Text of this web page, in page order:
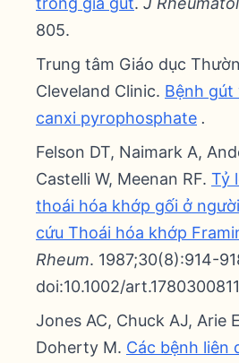
805.
Trung tâm Giáo dục
Cleveland Clinic. Bệnh gút
canxi pyrophosphate .
Felson DT, Naimark A,
Castelli W, Meenan RF. Tỷ
thoái hóa khớp gối ở
cứu Thoái hóa khớp
Rheum. 1987;30(8):914-
doi:10.1002/art.1780300811
Jones AC, Chuck AJ, Arie
Doherty M. Các bệnh liên